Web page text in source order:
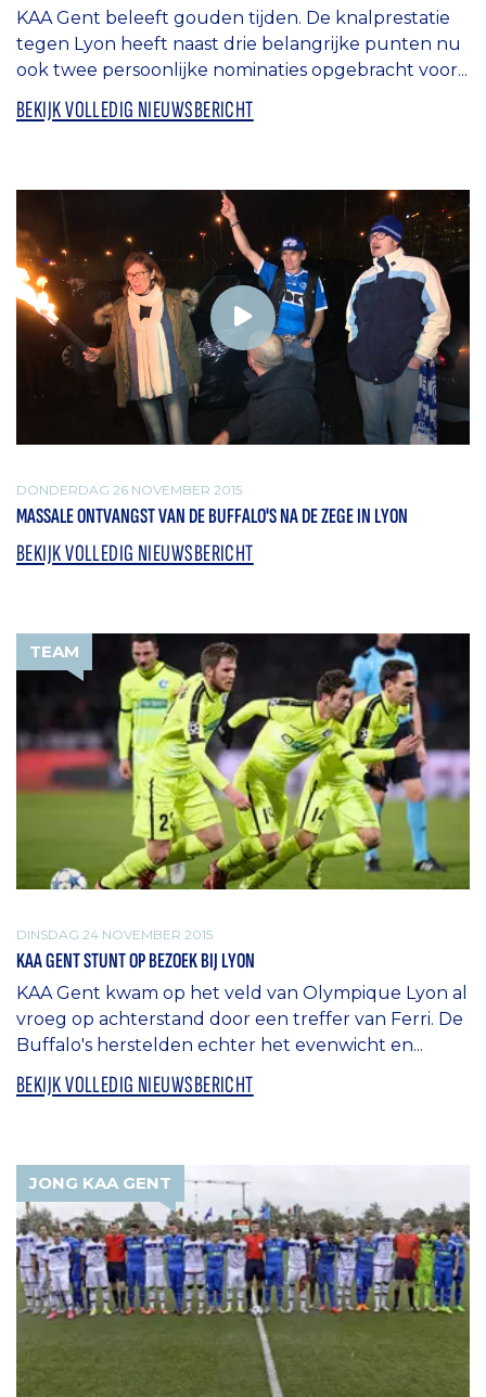
KAA Gent beleeft gouden tijden. De knalprestatie
tegen Lyon heeft naast drie belangrijke punten nu
ook twee persoonlijke nominaties opgebracht voor...
BEKIJK VOLLEDIG NIEUWSBERICHT
DONDERDAG 26 NOVEMBER 2015
MASSALE ONTVANGST VAN DE BUFFALO'S NA DE ZEGE IN LYON
BEKIJK VOLLEDIG NIEUWSBERICHT
TEAM
DINSDAG 24 NOVEMBER 2015
KAA GENT STUNT OP BEZOEK BIJ LYON
KAA Gent kwam op het veld van Olympique Lyon al
vroeg op achterstand door een treffer van Ferri. De
Buffalo's herstelden echter het evenwicht en...
BEKIJK VOLLEDIG NIEUWSBERICHT
JONG KAA GENT